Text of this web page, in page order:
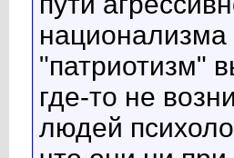
национализма
"патриотизм"
где-то не
людей